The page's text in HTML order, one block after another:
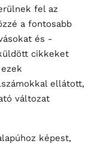
fel az
a fontosabb
és -
cikkeket
ellátott,
változat
képest,